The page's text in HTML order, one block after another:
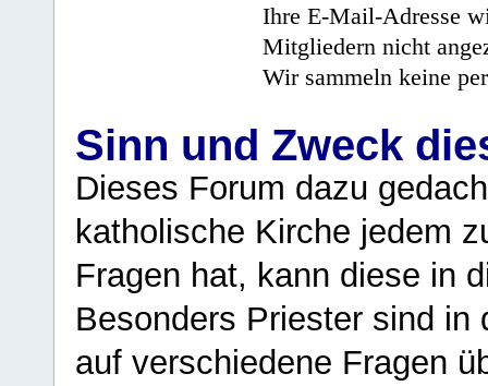
Ihre E-Mail-Adresse
Mitgliedern nicht
Wir sammeln keine
Sinn und Zweck
Dieses Forum dazu
katholische Kirche jedem
Fragen hat, kann diese in
Besonders Priester sind in
auf verschiedene Fragen